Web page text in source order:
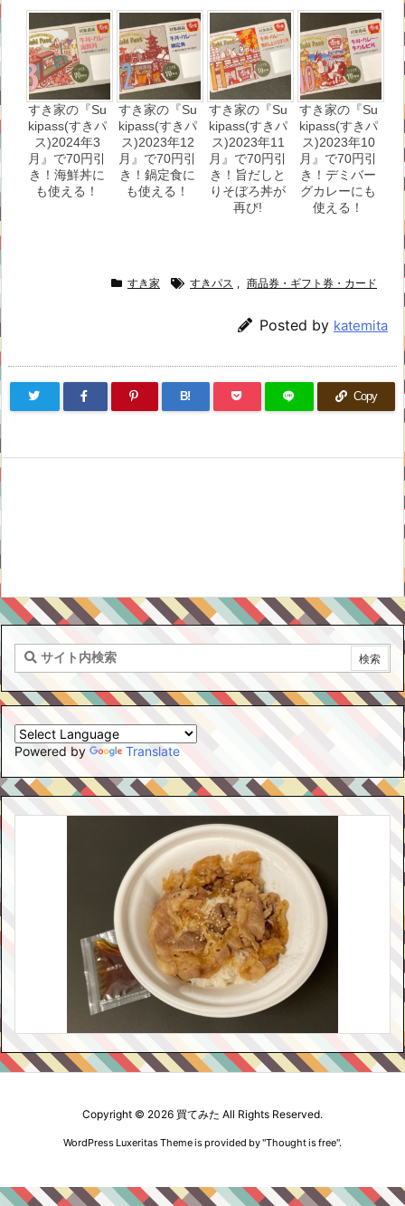
すき家の『Su
kipass(すきパ
ス)2024年3
月』で70円引
き！海鮮丼に
も使える！
すき家の『Su
kipass(すきパ
ス)2023年12
月』で70円引
き！鍋定食に
も使える！
すき家の『Su
kipass(すきパ
ス)2023年11
月』で70円引
き！旨だしと
りそぼろ丼が
再び!
すき家の『Su
kipass(すきパ
ス)2023年10
月』で70円引
き！デミバー
グカレーにも
使える！
すき家 すきパス , 商品券・ギフト券・カード
Posted by katemita
B! Copy
Powered by Translate
Copyright © 2026 買てみた All Rights Reserved.
WordPress Luxeritas Theme is provided by "Thought is free".